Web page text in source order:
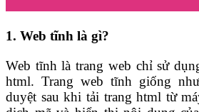
1. Web tĩnh là gì?
Web tĩnh là trang web chỉ sử
html. Trang web tĩnh giống
duyệt sau khi tải trang html từ